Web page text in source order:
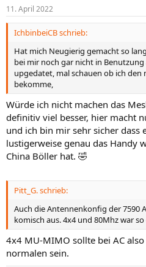
e
n
11. April 2022
IchbinbeiCB schrieb:
Hat mich Neugierig gemacht so
bei mir noch gar nicht in
upgedatet, mal schauen ob ich den
bekomme,
Würde ich nicht machen das
definitiv viel besser, hier macht
und ich bin mir sehr sicher dass
lustigerweise genau das Handy
China Böller hat. 🤣
Pitt_G. schrieb:
Auch die Antennenkonfig der 7590
komisch aus. 4x4 und 80Mhz war
4x4 MU-MIMO sollte bei AC
normalen sein.